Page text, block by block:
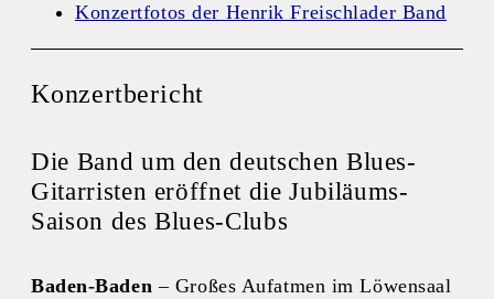
Konzertfotos der Henrik Freischlader Band
Konzertbericht
Die Band um den deutschen Blues-
Gitarristen eröffnet die Jubiläums-
Saison des Blues-Clubs
Baden-Baden – Großes Aufatmen im Löwensaal